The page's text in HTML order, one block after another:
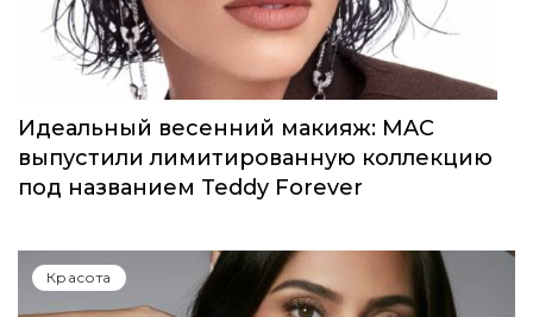
Идеальный весенний макияж: MAC
выпустили лимитированную коллекцию
под названием Teddy Forever
Красота